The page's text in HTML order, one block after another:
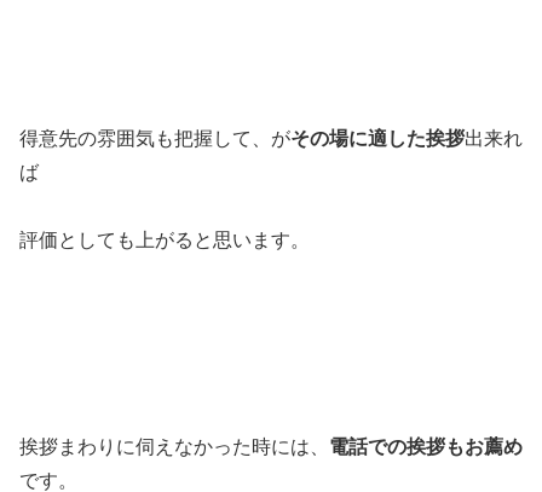
得意先の雰囲気も把握して、がその場に適した挨拶出来れ
ば
評価としても上がると思います。
挨拶まわりに伺えなかった時には、 電話での挨拶もお薦め
です。